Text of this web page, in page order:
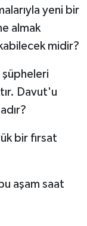
yeni bir
almak
midir?
şüpheleri
Davut'u
bir fırsat
aşam saat